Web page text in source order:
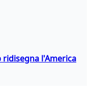
ridisegna l'America